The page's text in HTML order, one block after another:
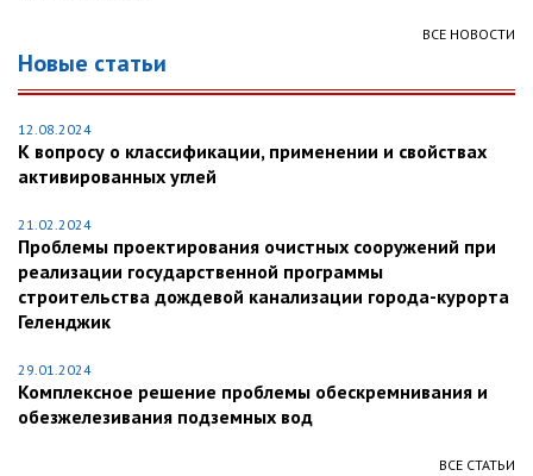
ВСЕ НОВОСТИ
Новые статьи
12.08.2024
К вопросу о классификации, применении и свойствах
активированных углей
21.02.2024
Проблемы проектирования очистных сооружений при
реализации государственной программы
строительства дождевой канализации города-курорта
Геленджик
29.01.2024
Комплексное решение проблемы обескремнивания и
обезжелезивания подземных вод
ВСЕ СТАТЬИ